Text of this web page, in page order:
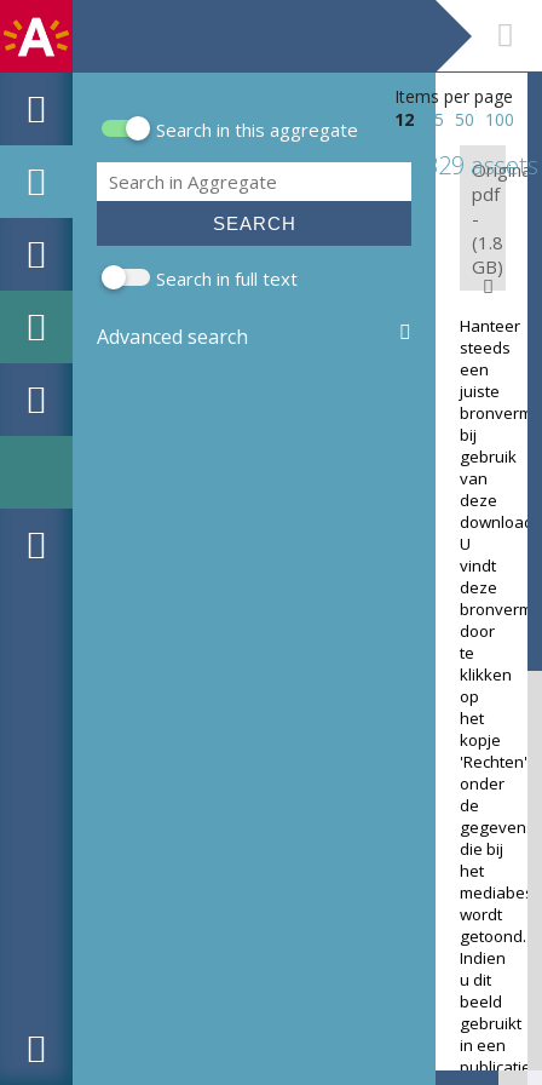
Search form
Search in this aggregate
Search
Search in full text
Advanced search
Items per page
12
25 50 100
329 assets
Original:
pdf
-
(1.8
GB)
Hanteer
steeds
een
juiste
bij
gebruik
van
deze
download.
U
vindt
deze
door
te
klikken
op
het
kopje
'Rechten'
onder
de
gegevens
die bij
het
wordt
getoond.
Indien
u dit
beeld
gebruikt
in een
publicatie,